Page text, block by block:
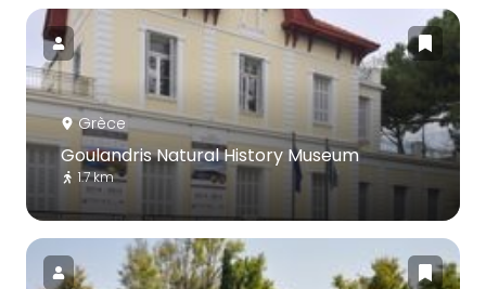
Grèce
Goulandris Natural History Museum
1.7 km